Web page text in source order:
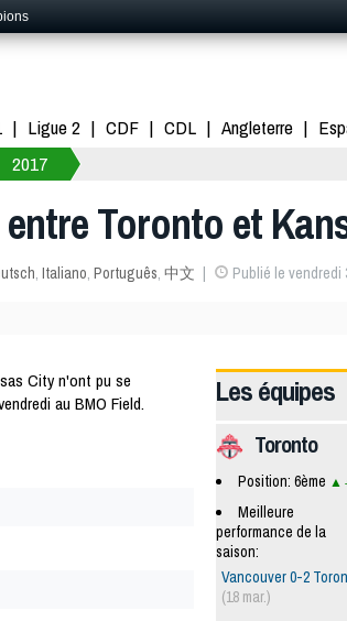
Ligue 2 CDF CDL Angleterre
2017
Toronto et
, Italiano, Português, 中文 Publié le vendredi
City n'ont pu se
au BMO Field.
Les équipes
Toronto
Position: 6ème
Meilleure
performance de la
saison:
Vancouver 0-2
(18 mar.)